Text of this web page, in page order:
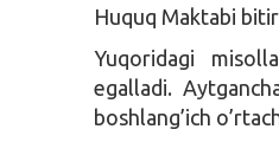
Huquq Maktabi
Yuqoridagi
egalladi.
boshlang’ich